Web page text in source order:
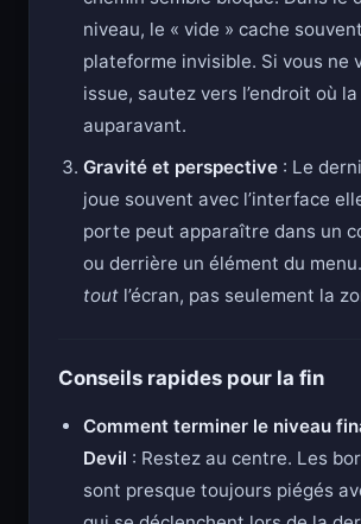
niveau, le « vide » cache
plateforme invisible. Si vous ne
issue, sautez vers l’endroit où
auparavant.
Gravité et perspective : Le
joue souvent avec l’interface
porte peut apparaître dans un
ou derrière un élément du
tout l’écran, pas seulement la
Conseils rapides pour la fin
Comment terminer le niveau
Devil : Restez au centre. Les
sont presque toujours piégés